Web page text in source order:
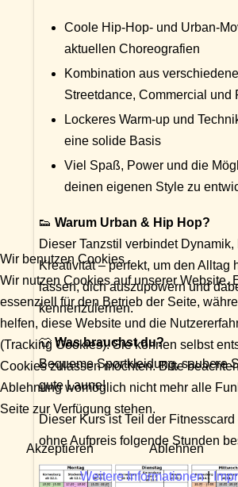
Coole Hip-Hop- und Urban-
aktuellen Choreografien
Kombination aus
Streetdance, Commercial und
Lockeres Warm-up und
eine solide Basis
Viel Spaß, Power und die
deinen eigenen Style zu
👟 Warum Urban & Hip Hop?
Dieser Tanzstil verbindet Dynamik,
Kreativität – perfekt, um den Alltag
lassen, dich auszupowern und
kennenzulernen.
👕 Was brauchst du?
Bequeme Sportkleidung, saubere
gute Laune!
Dieser Kurs ist Teil der Fitnesscard
ohne Aufpreis folgende Stunden
Wir benutzen Cookies
Wir nutzen Cookies auf unserer Website.
essenziell für den Betrieb der Seite,
helfen, diese Website und die
(Tracking Cookies). Sie können selbst
Cookies zulassen möchten. Bitte
Ablehnung womöglich nicht mehr alle
Seite zur Verfügung stehen.
Akzeptieren Ablehnen
Weitere Informationen|